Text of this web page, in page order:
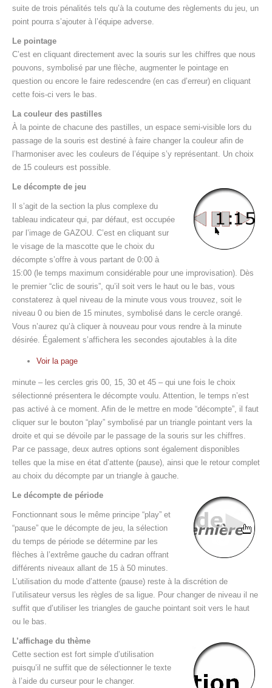
suite de trois pénalités tels qu’à la coutume des règlements du jeu, un
point pourra s’ajouter à l’équipe adverse.
Le pointage
C’est en cliquant directement avec la souris sur les chiffres que nous
pouvons, symbolisé par une flèche, augmenter le pointage en
question ou encore le faire redescendre (en cas d’erreur) en cliquant
cette fois-ci vers le bas.
La couleur des pastilles
À la pointe de chacune des pastilles, un espace semi-visible lors du
passage de la souris est destiné à faire changer la couleur afin de
l’harmoniser avec les couleurs de l’équipe s’y représentant. Un choix
de 15 couleurs est possible.
Le décompte de jeu
Il s’agit de la section la plus complexe du
tableau indicateur qui, par défaut, est occupée
par l’image de GAZOU. C’est en cliquant sur
le visage de la mascotte que le choix du
décompte s’offre à vous partant de 0:00 à
15:00 (le temps maximum considérable pour une improvisation). Dès
le premier “clic de souris”, qu’il soit vers le haut ou le bas, vous
constaterez à quel niveau de la minute vous vous trouvez, soit le
niveau 0 ou bien de 15 minutes, symbolisé dans le cercle orangé.
Vous n’aurez qu’à cliquer à nouveau pour vous rendre à la minute
désirée. Également s’affichera les secondes ajoutables à la dite
Voir la page
minute – les cercles gris 00, 15, 30 et 45 – qui une fois le choix
sélectionné présentera le décompte voulu. Attention, le temps n’est
pas activé à ce moment. Afin de le mettre en mode “décompte”, il faut
cliquer sur le bouton “play” symbolisé par un triangle pointant vers la
droite et qui se dévoile par le passage de la souris sur les chiffres.
Par ce passage, deux autres options sont également disponibles
telles que la mise en état d’attente (pause), ainsi que le retour complet
au choix du décompte par un triangle à gauche.
Le décompte de période
Fonctionnant sous le même principe “play” et
“pause” que le décompte de jeu, la sélection
du temps de période se détermine par les
flèches à l’extrême gauche du cadran offrant
différents niveaux allant de 15 à 50 minutes.
L’utilisation du mode d’attente (pause) reste à la discrétion de
l’utilisateur versus les règles de sa ligue. Pour changer de niveau il ne
suffit que d’utiliser les triangles de gauche pointant soit vers le haut
ou le bas.
L’affichage du thème
Cette section est fort simple d’utilisation
puisqu’il ne suffit que de sélectionner le texte
à l’aide du curseur pour le changer.